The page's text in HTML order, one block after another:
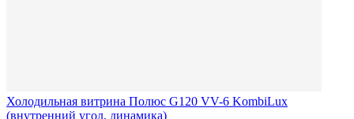
Холодильная витрина Полюс G120 VV-6 KombiLux
(внутренний угол, динамика)